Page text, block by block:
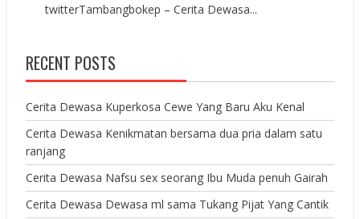
twitterTambangbokep – Cerita Dewasa...
RECENT POSTS
Cerita Dewasa Kuperkosa Cewe Yang Baru Aku Kenal
Cerita Dewasa Kenikmatan bersama dua pria dalam satu
ranjang
Cerita Dewasa Nafsu sex seorang Ibu Muda penuh Gairah
Cerita Dewasa Dewasa ml sama Tukang Pijat Yang Cantik